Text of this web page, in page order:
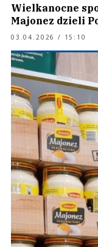
Wielkanocne
Majonez dzieli
03.04.2026 / 15:10